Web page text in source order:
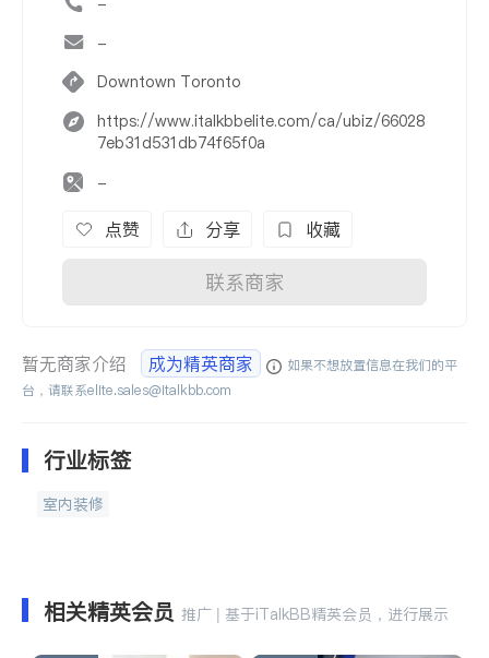
-
Downtown Toronto
https://www.italkbbelite.com/ca/ubiz/66028
7eb31d531db74f65f0a
-
点赞 分享 收藏
联系商家
暂无商家介绍 成为精英商家
如果不想放置信息在我们的平
台，请联系elite.sales@italkbb.com
行业标签
室内装修
相关精英会员 推广 | 基于iTalkBB精英会员，进行展示